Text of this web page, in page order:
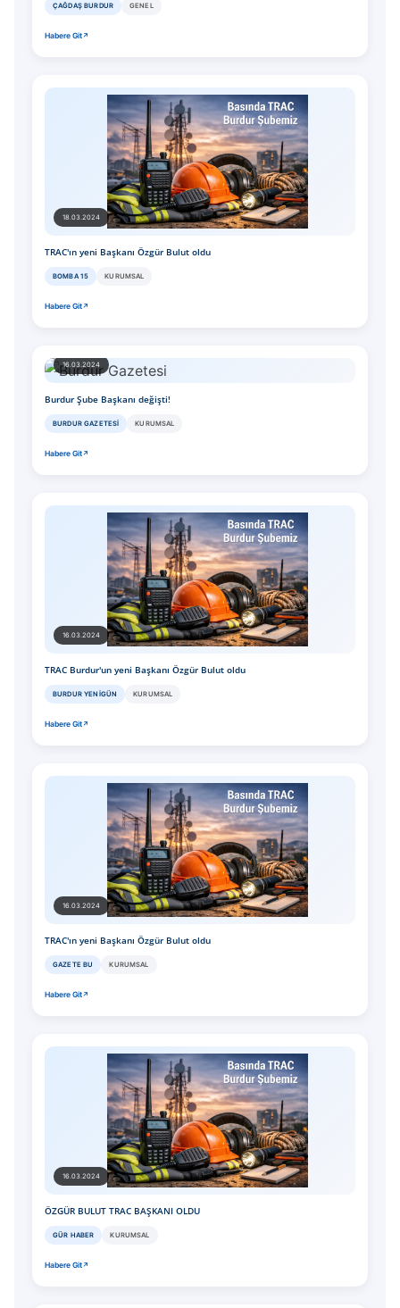
ÇAĞDAŞ BURDUR GENEL
Habere Git
18.03.2024
TRAC'ın yeni Başkanı Özgür Bulut oldu
BOMBA 15 KURUMSAL
Habere Git
16.03.2024
Burdur Şube Başkanı değişti!
BURDUR GAZETESI KURUMSAL
Habere Git
16.03.2024
TRAC Burdur'un yeni Başkanı Özgür Bulut oldu
BURDUR YENIGÜN KURUMSAL
Habere Git
16.03.2024
TRAC'ın yeni Başkanı Özgür Bulut oldu
GAZETE BU KURUMSAL
Habere Git
16.03.2024
ÖZGÜR BULUT TRAC BAŞKANI OLDU
GÜR HABER KURUMSAL
Habere Git